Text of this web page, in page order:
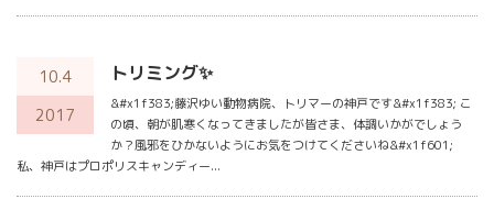
10.4
2017
トリミング✨
&#x1f383;藤沢ゆい動物病院、トリマーの神戸です&#x1f383; こ
の頃、朝が肌寒くなってきましたが皆さま、体調いかがでしょう
か？風邪をひかないようにお気をつけてくださいね&#x1f601;
私、神戸はプロポリスキャンディー...